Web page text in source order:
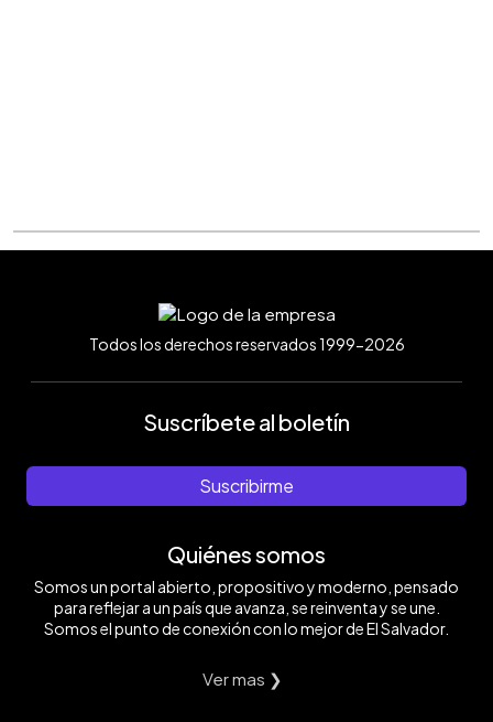
Todos los derechos reservados 1999-2026
Suscríbete al boletín
Suscribirme
Quiénes somos
Somos un portal abierto, propositivo y moderno, pensado
para reflejar a un país que avanza, se reinventa y se une.
Somos el punto de conexión con lo mejor de El Salvador.
Ver mas ❯